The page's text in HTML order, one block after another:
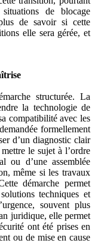
de blocage
de savoir si cette
elle sera gérée, et
structurée. La
la technologie de
compatibilité avec les
formellement
d’un diagnostic clair
le sujet à l’ordre
ou d’une assemblée
même si les travaux
démarche permet
techniques et
souvent plus
juridique, elle permet
ont été prises en
ou de mise en cause